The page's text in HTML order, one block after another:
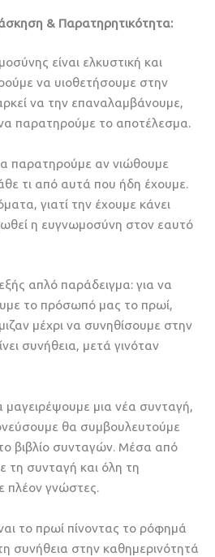
& Παρατηρητικότητα:
είναι ελκυστική και
να υιοθετήσουμε στην
να την επαναλαμβάνουμε,
παρατηρούμε το αποτέλεσμα.
παρατηρούμε αν νιώθουμε
τι από αυτά που ήδη έχουμε.
γιατί την έχουμε κάνει
η ευγνωμοσύνη στον εαυτό
απλό παράδειγμα: για να
το πρόσωπό μας το πρωί,
μέχρι να συνηθίσουμε στην
συνήθεια, μετά γινόταν
μια νέα συνταγή,
θα συμβουλευτούμε
βιβλίο συνταγών. Μέσα από
τη συνταγή και όλη τη
πλέον γνώστες.
το πρωί πίνοντας το ρόφημά
συνήθεια στην καθημερινότητά